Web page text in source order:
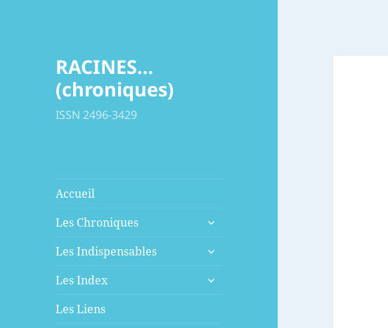
RACINES…
(chroniques)
ISSN 2496-3429
Accueil
Les Chroniques
ouvrir
sous-
Les Indispensables
ouvrir
sous-
Les Index
ouvrir
Les Liens